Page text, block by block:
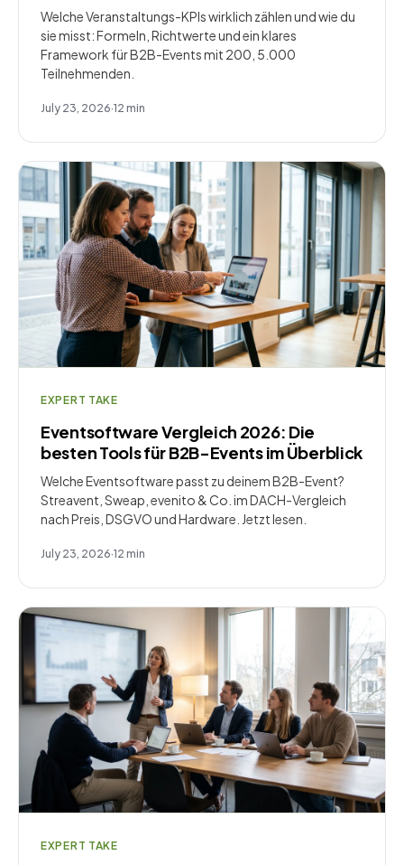
Welche Veranstaltungs-KPIs wirklich zählen und wie du
sie misst: Formeln, Richtwerte und ein klares
Framework für B2B-Events mit 200, 5.000
Teilnehmenden.
July 23, 2026·12 min
EXPERT TAKE
Eventsoftware Vergleich 2026: Die
besten Tools für B2B-Events im Überblick
Welche Eventsoftware passt zu deinem B2B-Event?
Streavent, Sweap, evenito & Co. im DACH-Vergleich
nach Preis, DSGVO und Hardware. Jetzt lesen.
July 23, 2026·12 min
EXPERT TAKE